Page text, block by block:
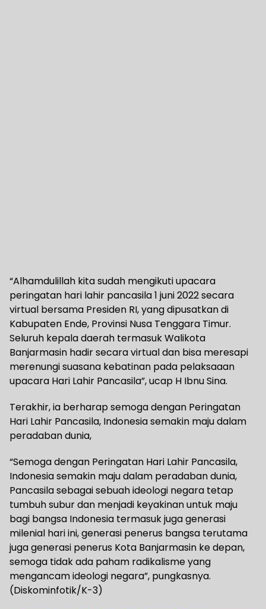
“Alhamdulillah kita sudah mengikuti upacara
peringatan hari lahir pancasila 1 juni 2022 secara
virtual bersama Presiden RI, yang dipusatkan di
Kabupaten Ende, Provinsi Nusa Tenggara Timur.
Seluruh kepala daerah termasuk Walikota
Banjarmasin hadir secara virtual dan bisa meresapi
merenungi suasana kebatinan pada pelaksaaan
upacara Hari Lahir Pancasila”, ucap H Ibnu Sina.
Terakhir, ia berharap semoga dengan Peringatan
Hari Lahir Pancasila, Indonesia semakin maju dalam
peradaban dunia,
“Semoga dengan Peringatan Hari Lahir Pancasila,
Indonesia semakin maju dalam peradaban dunia,
Pancasila sebagai sebuah ideologi negara tetap
tumbuh subur dan menjadi keyakinan untuk maju
bagi bangsa Indonesia termasuk juga generasi
milenial hari ini, generasi penerus bangsa terutama
juga generasi penerus Kota Banjarmasin ke depan,
semoga tidak ada paham radikalisme yang
mengancam ideologi negara”, pungkasnya.
(Diskominfotik/K-3)